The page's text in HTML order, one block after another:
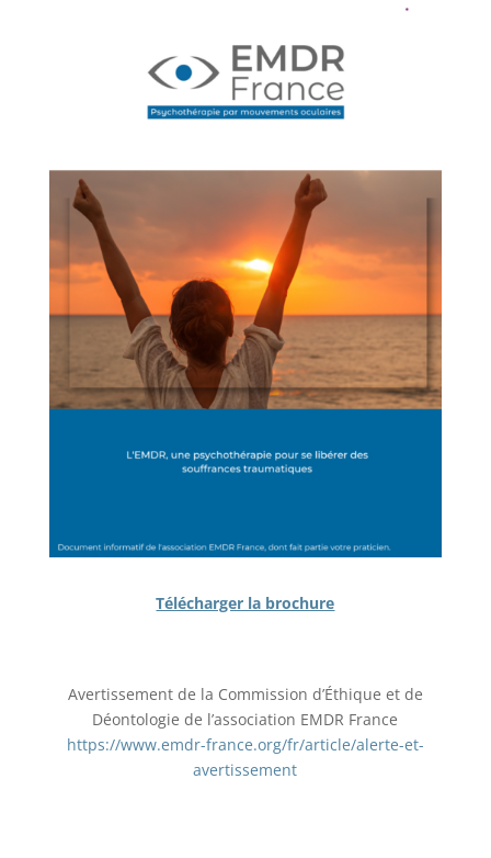
Télécharger la brochure
Avertissement de la Commission d’Éthique et de
Déontologie de l’association EMDR France
https://www.emdr-france.org/fr/article/alerte-et-
avertissement